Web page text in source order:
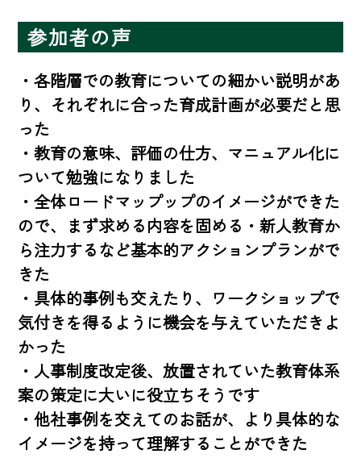
参加者の声
・各階層での教育についての細かい説明があ
り、それぞれに合った育成計画が必要だと思
った
・教育の意味、評価の仕方、マニュアル化に
ついて勉強になりました
・全体ロードマップップのイメージができた
ので、まず求める内容を固める・新人教育か
ら注力するなど基本的アクションプランがで
きた
・具体的事例も交えたり、ワークショップで
気付きを得るように機会を与えていただきよ
かった
・人事制度改定後、放置されていた教育体系
案の策定に大いに役立ちそうです
・他社事例を交えてのお話が、より具体的な
イメージを持って理解することができた